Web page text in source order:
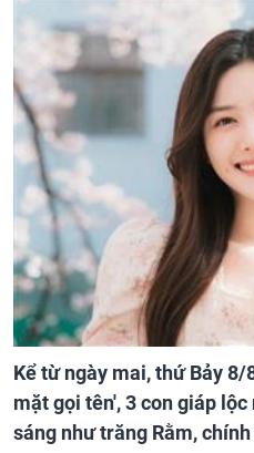
Kể từ ngày mai, thứ Bảy
mặt gọi tên', 3 con giáp
sáng như trăng Rằm,